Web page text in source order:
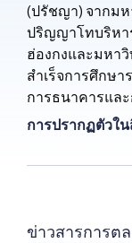
(ปรัชญา) จากมห
ปริญญาโทบริหา
ฮ่องกงและมหา
สำเร็จการศึกษ
การธนาคารแล
การปรากฏตัวใ
ข่าวสารการต